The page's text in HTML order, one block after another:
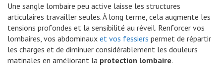
Une sangle lombaire peu active laisse les structures
articulaires travailler seules. À long terme, cela augmente les
tensions profondes et la sensibilité au réveil. Renforcer vos
lombaires, vos abdominaux et vos fessiers permet de répartir
les charges et de diminuer considérablement les douleurs
matinales en améliorant la protection lombaire.